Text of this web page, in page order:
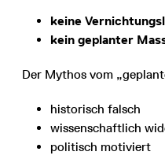
keine
kein geplanter
Der Mythos vom
historisch falsch
wissenschaftlich
politisch motiviert